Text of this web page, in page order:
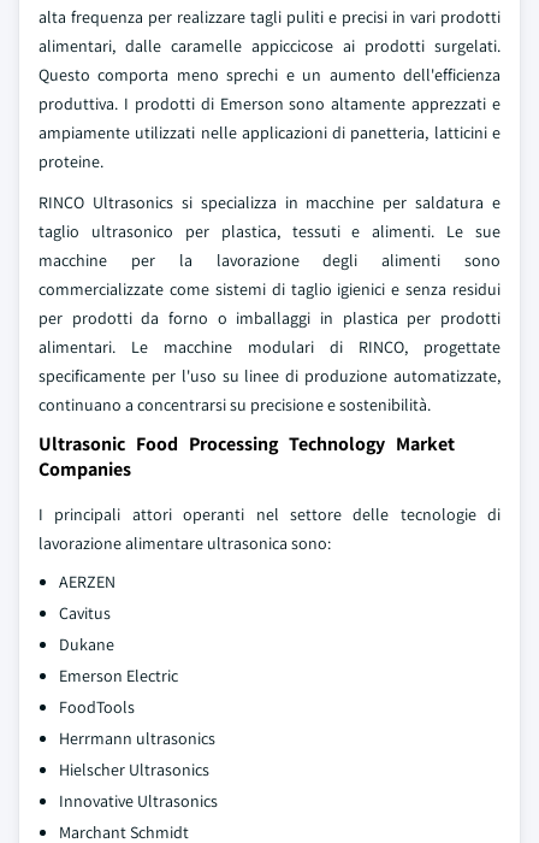
alta frequenza per realizzare tagli puliti e precisi in vari prodotti
alimentari, dalle caramelle appiccicose ai prodotti surgelati.
Questo comporta meno sprechi e un aumento dell'efficienza
produttiva. I prodotti di Emerson sono altamente apprezzati e
ampiamente utilizzati nelle applicazioni di panetteria, latticini e
proteine.
RINCO Ultrasonics si specializza in macchine per saldatura e
taglio ultrasonico per plastica, tessuti e alimenti. Le sue
macchine per la lavorazione degli alimenti sono
commercializzate come sistemi di taglio igienici e senza residui
per prodotti da forno o imballaggi in plastica per prodotti
alimentari. Le macchine modulari di RINCO, progettate
specificamente per l'uso su linee di produzione automatizzate,
continuano a concentrarsi su precisione e sostenibilità.
Ultrasonic Food Processing Technology Market
Companies
I principali attori operanti nel settore delle tecnologie di
lavorazione alimentare ultrasonica sono:
AERZEN
Cavitus
Dukane
Emerson Electric
FoodTools
Herrmann ultrasonics
Hielscher Ultrasonics
Innovative Ultrasonics
Marchant Schmidt